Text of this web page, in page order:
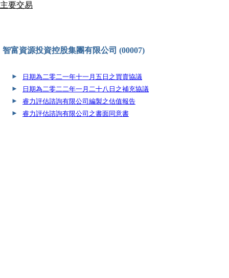
主要交易
智富資源投資控股集團有限公司 (00007)
►
日期為二零二一年十一月五日之買賣協議
►
日期為二零二二年一月二十八日之補充協議
►
睿力評估諮詢有限公司編製之估值報告
►
睿力評估諮詢有限公司之書面同意書